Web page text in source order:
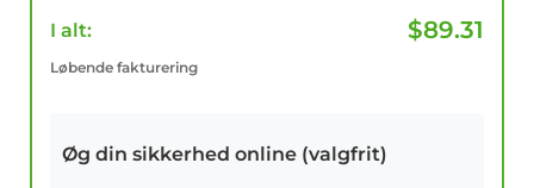
I alt: $89.31
Løbende fakturering
Øg din sikkerhed online (valgfrit)